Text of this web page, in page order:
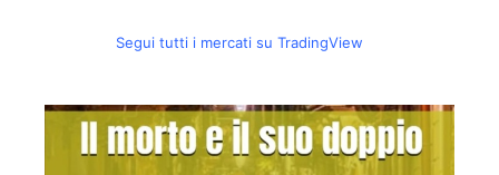
Segui tutti i mercati su TradingView